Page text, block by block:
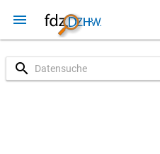
menu
search